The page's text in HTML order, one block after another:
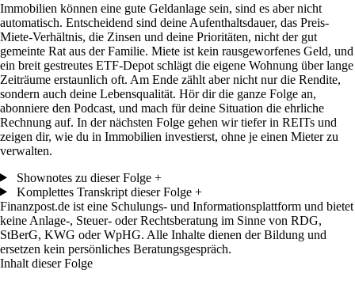
Immobilien können eine gute Geldanlage sein, sind es aber nicht
automatisch. Entscheidend sind deine Aufenthaltsdauer, das Preis-
Miete-Verhältnis, die Zinsen und deine Prioritäten, nicht der gut
gemeinte Rat aus der Familie. Miete ist kein rausgeworfenes Geld, und
ein breit gestreutes ETF-Depot schlägt die eigene Wohnung über lange
Zeiträume erstaunlich oft. Am Ende zählt aber nicht nur die Rendite,
sondern auch deine Lebensqualität. Hör dir die ganze Folge an,
abonniere den Podcast, und mach für deine Situation die ehrliche
Rechnung auf. In der nächsten Folge gehen wir tiefer in REITs und
zeigen dir, wie du in Immobilien investierst, ohne je einen Mieter zu
verwalten.
Shownotes zu dieser Folge +
Komplettes Transkript dieser Folge +
Finanzpost.de ist eine Schulungs- und Informationsplattform und bietet
keine Anlage-, Steuer- oder Rechtsberatung im Sinne von RDG,
StBerG, KWG oder WpHG. Alle Inhalte dienen der Bildung und
ersetzen kein persönliches Beratungsgespräch.
Inhalt dieser Folge